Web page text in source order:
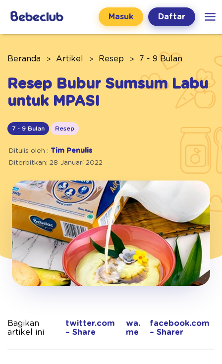
Masuk Daftar
Beranda Artikel Resep 7 - 9 Bulan
Resep Bubur Sumsum Labu
untuk MPASI
7 - 9 Bulan Resep
Ditulis oleh : Tim Penulis
Diterbitkan: 28 Januari 2022
Bagikan
artikel ini
twitter.com
– Share
wa.
me
facebook.com
– Sharer